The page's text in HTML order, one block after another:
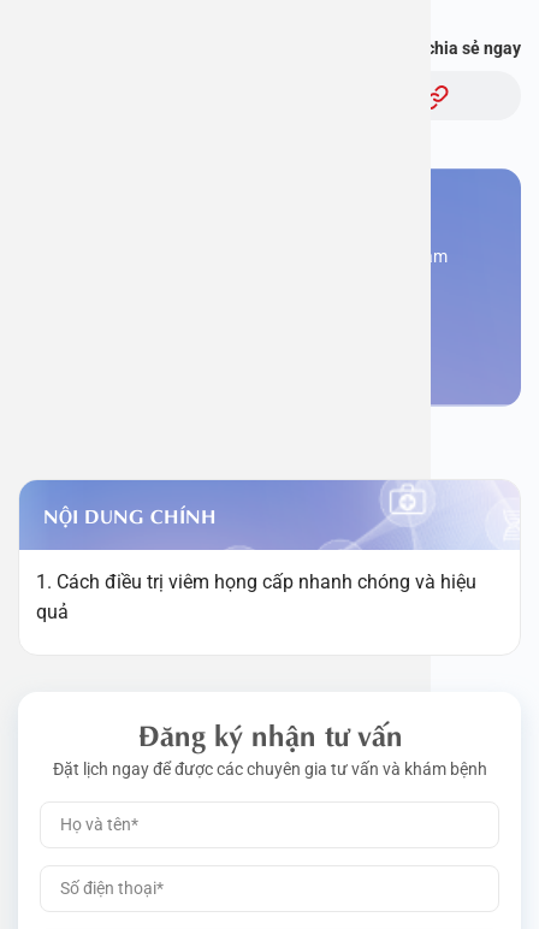
Bạn thấy thông tin này hữu ích, chia sẻ ngay
Đăng kí ngay để được các chuyên gia tư vấn và khám
NỘI DUNG CHÍNH
1. Cách điều trị viêm họng cấp nhanh chóng và hiệu
quả
Đăng ký nhận tư vấn
Đặt lịch ngay để được các chuyên gia tư vấn và khám bệnh